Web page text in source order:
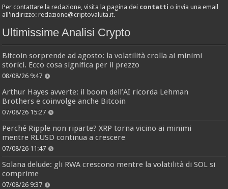
Per contattare la redazione, visita la pagina dei contatti o invia una email
all'indirizzo:redazione@criptovaluta.it.
Ultimissime Analisi Crypto
Bitcoin sorprende ad agosto: la volatilità crolla ai minimi
storici. Ecco cosa significa per il prezzo
08/08/26 9:47
Arthur Hayes avverte: il boom dell’AI ricorda Lehman
Brothers e coinvolge anche Bitcoin
07/08/26 15:27
Perché Ripple non riparte? XRP torna vicino ai minimi
mentre RLUSD continua a crescere
07/08/26 11:47
Solana delude: gli RWA crescono mentre la volatilità di SOL si
comprime
07/08/26 9:37